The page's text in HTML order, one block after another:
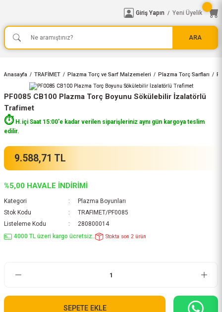
ARA
Giriş Yapın / Yeni Üyelik
Anasayfa TRAFİMET Plazma Torç ve Sarf Malzemeleri Plazma Torç Sarfları
PF0085 CB100 Plazma Torç Boyunu Sökülebilir İzalatörlü
Trafimet
⏱️H.içi Saat 15:00'e kadar verilen siparişleriniz aynı gün kargoya teslim
edilir.
9.588,71 TL
%5,00 HAVALE İNDİRİMİ
Kategori
Plazma Boyunları
Stok Kodu
TRAFIMET/PF0085
Listeleme Kodu
280800014
4000 TL üzeri kargo ücretsiz..
Stokta son 2 ürün
SEPETE EKLE